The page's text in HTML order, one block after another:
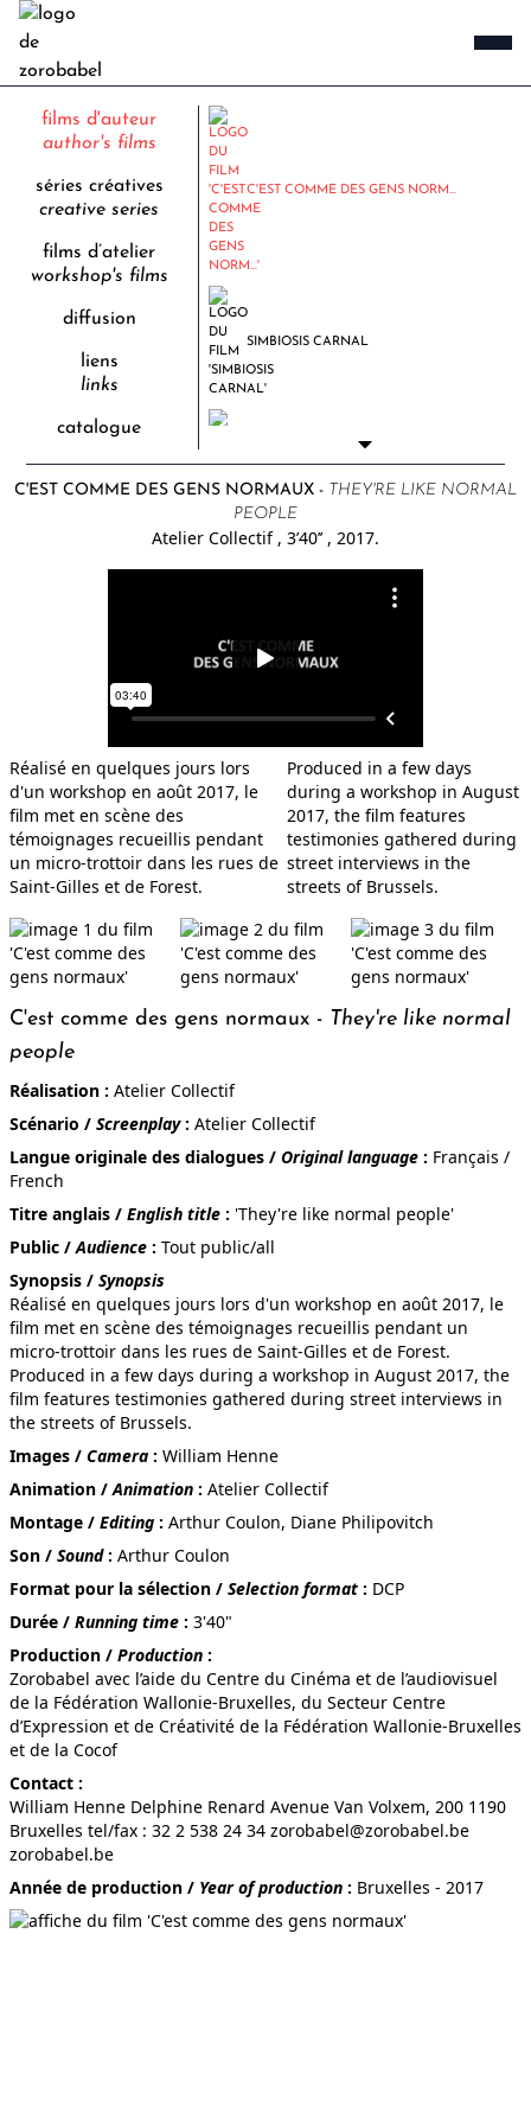
films d'auteur
author's films
séries créatives
creative series
films d’atelier
workshop's films
diffusion
liens
links
catalogue
C'EST COMME DES GENS NORM...
SIMBIOSIS CARNAL
YIN
SCRAPS
DE WIND
PAUVRE HISTOIRE PAUVRE
LA CHAIR
C'EST COMME DES GENS NORMAUX - THEY'RE LIKE NORMAL
PEOPLE
Atelier Collectif , 3’40’’ , 2017.
Réalisé en quelques jours lors
d'un workshop en août 2017, le
film met en scène des
témoignages recueillis pendant
un micro-trottoir dans les rues de
Saint-Gilles et de Forest.
Produced in a few days
during a workshop in August
2017, the film features
testimonies gathered during
street interviews in the
streets of Brussels.
C'est comme des gens normaux - They're like normal
people
Réalisation : Atelier Collectif
Scénario / Screenplay: Atelier Collectif
Langue originale des dialogues / Original language : Français /
French
Titre anglais / English title : 'They're like normal people'
Public /Audience : Tout public/all
Synopsis / Synopsis
Réalisé en quelques jours lors d'un workshop en août 2017, le
film met en scène des témoignages recueillis pendant un
micro-trottoir dans les rues de Saint-Gilles et de Forest.
Produced in a few days during a workshop in August 2017, the
film features testimonies gathered during street interviews in
the streets of Brussels.
Images / Camera : William Henne
Animation /Animation : Atelier Collectif
Montage / Editing : Arthur Coulon, Diane Philipovitch
Son / Sound: Arthur Coulon
Format pour la sélection / Selection format : DCP
Durée / Running time : 3'40"
Production / Production :
Zorobabel avec l’aide du Centre du Cinéma et de l’audiovisuel
de la Fédération Wallonie-Bruxelles, du Secteur Centre
d’Expression et de Créativité de la Fédération Wallonie-Bruxelles
et de la Cocof
Contact :
William Henne Delphine Renard Avenue Van Volxem, 200 1190
Bruxelles tel/fax : 32 2 538 24 34 zorobabel@zorobabel.be
zorobabel.be
Année de production / Year of production : Bruxelles - 2017